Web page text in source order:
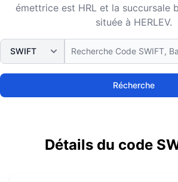
émettrice est HRL et la succursale
située à HERLEV.
Récherche
Détails du code